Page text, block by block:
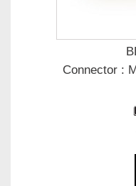
Connector :